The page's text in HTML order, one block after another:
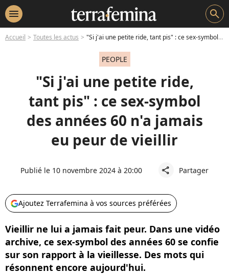
menu search
Accueil Toutes les actus "Si j'ai une petite ride, tant pis" : ce sex-symbol des années 60 n'a jamais eu peur de vieillir
PEOPLE
"Si j'ai une petite ride,
tant pis" : ce sex-symbol
des années 60 n'a jamais
eu peur de vieillir
Publié le 10 novembre 2024 à 20:00 share Partager
Ajoutez Terrafemina à vos sources préférées
Vieillir ne lui a jamais fait peur. Dans une vidéo
archive, ce sex-symbol des années 60 se confie
sur son rapport à la vieillesse. Des mots qui
résonnent encore aujourd'hui.